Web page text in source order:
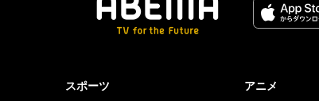
スポーツ アニメ